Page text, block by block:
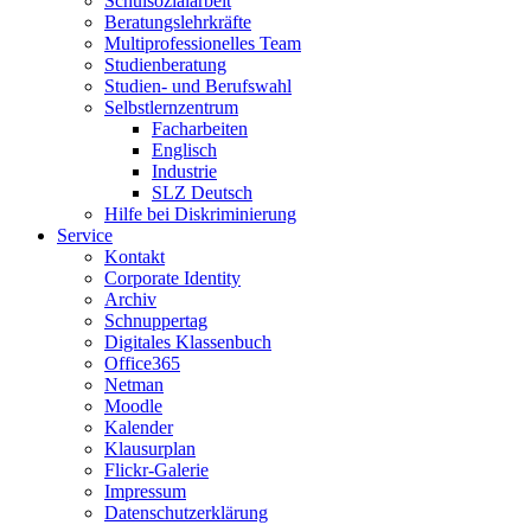
Beratungslehrkräfte
Multiprofessionelles Team
Studienberatung
Studien- und Berufswahl
Selbstlernzentrum
Facharbeiten
Englisch
Industrie
SLZ Deutsch
Hilfe bei Diskriminierung
Service
Kontakt
Corporate Identity
Archiv
Schnuppertag
Digitales Klassenbuch
Office365
Netman
Moodle
Kalender
Klausurplan
Flickr-Galerie
Impressum
Datenschutzerklärung